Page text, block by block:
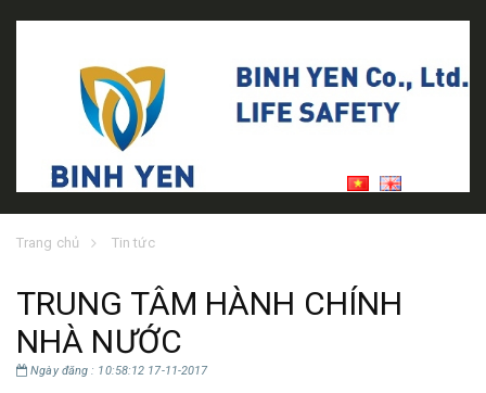
Trang chủ Tin tức
TRUNG TÂM HÀNH CHÍNH
NHÀ NƯỚC
Ngày đăng : 10:58:12 17-11-2017